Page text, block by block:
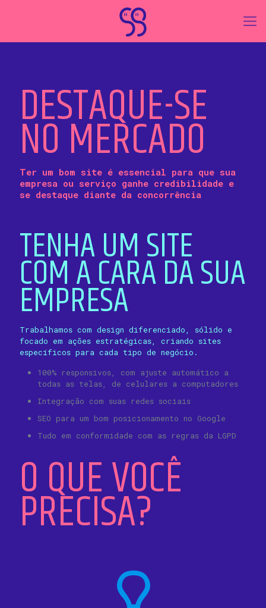
DESTAQUE-SE
NO MERCADO
Ter um bom site é essencial para que sua
empresa ou serviço ganhe credibilidade e
se destaque diante da concorrência
TENHA UM SITE
COM A CARA DA SUA
EMPRESA
Trabalhamos com design diferenciado, sólido e
focado em ações estratégicas, criando sites
específicos para cada tipo de negócio.
100% responsivos, com ajuste automático a
todas as telas, de celulares a computadores
Integração com suas redes sociais
SEO para um bom posicionamento no Google
Tudo em conformidade com as regras da LGPD
O QUE VOCÊ
PRECISA?